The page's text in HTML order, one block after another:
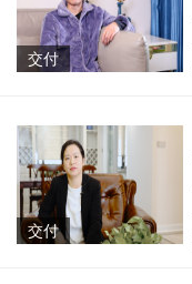
交付
交付